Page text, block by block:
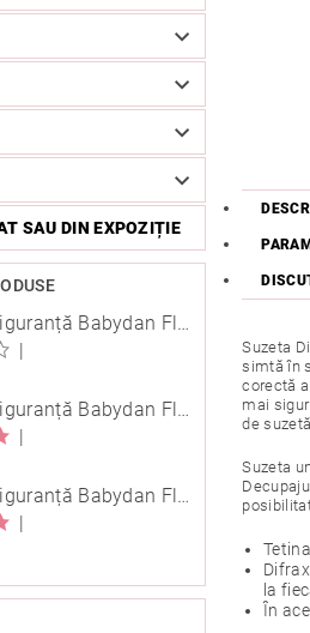
SAU DIN EXPOZIȚIE
Poartă de siguranță Babydan Flexi Fit metal albă 67-105,5 cm cu înșurubare
Poartă de siguranță Babydan Flexi Fit metal neagră 67-105,5 cm cu înșurubare
Poartă de siguranță Babydan Flexi Fit metal neagră 67-105,5 cm cu înșurubare
Suzeta
simtă în
corectă
mai
de
Suzeta
la
În